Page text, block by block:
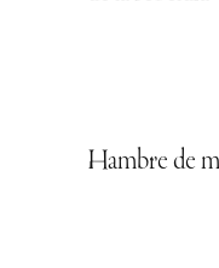
Hambre de